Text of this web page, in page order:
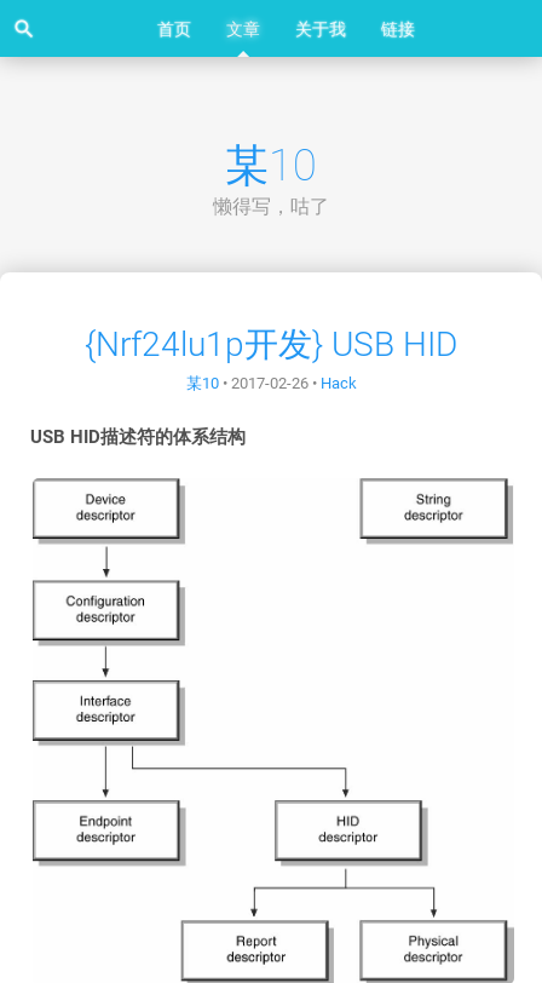
search 首页 文章 关于我 链接
某10
懒得写，咕了
{Nrf24lu1p开发} USB HID
某10• 2017-02-26• Hack
USB HID描述符的体系结构